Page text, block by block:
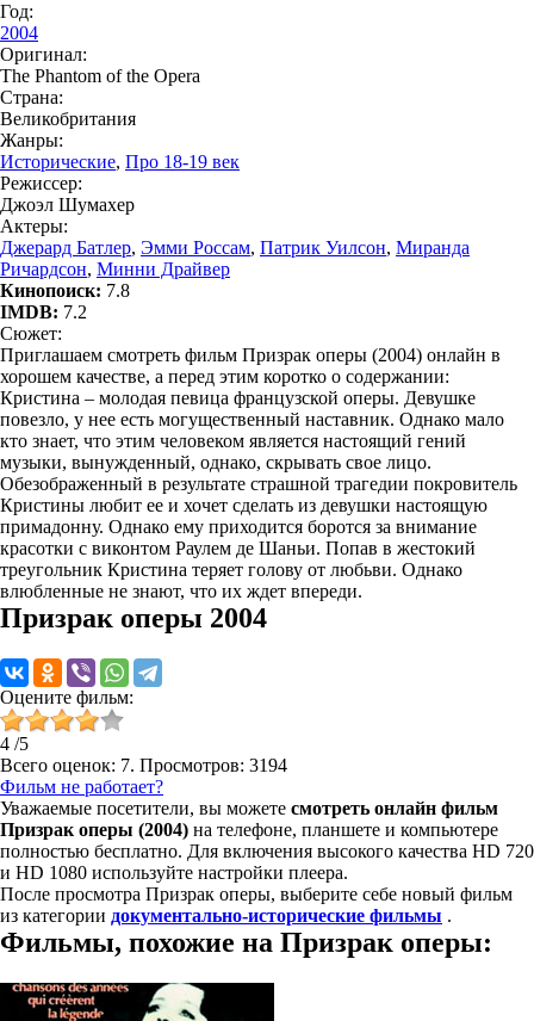
Год:
2004
Оригинал:
The Phantom of the Opera
Страна:
Великобритания
Жанры:
Исторические, Про 18-19 век
Режиссер:
Джоэл Шумахер
Актеры:
Джерард Батлер, Эмми Россам, Патрик Уилсон, Миранда
Ричардсон, Минни Драйвер
Кинопоиск: 7.8
IMDB: 7.2
Сюжет:
Приглашаем смотреть фильм Призрак оперы (2004) онлайн в
хорошем качестве, а перед этим коротко о содержании:
Кристина – молодая певица французской оперы. Девушке
повезло, у нее есть могущественный наставник. Однако мало
кто знает, что этим человеком является настоящий гений
музыки, вынужденный, однако, скрывать свое лицо.
Обезображенный в результате страшной трагедии покровитель
Кристины любит ее и хочет сделать из девушки настоящую
примадонну. Однако ему приходится боротся за внимание
красотки с виконтом Раулем де Шаньи. Попав в жестокий
треугольник Кристина теряет голову от любьви. Однако
влюбленные не знают, что их ждет впереди.
Призрак оперы 2004
Оцените фильм:
4 /5
Всего оценок: 7. Просмотров: 3194
Фильм не работает?
Уважаемые посетители, вы можете смотреть онлайн фильм
Призрак оперы (2004) на телефоне, планшете и компьютере
полностью бесплатно. Для включения высокого качества HD 720
и HD 1080 используйте настройки плеера.
После просмотра Призрак оперы, выберите себе новый фильм
из категории документально-исторические фильмы .
Фильмы, похожие на Призрак оперы: